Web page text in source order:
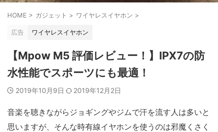
HOME > ガジェット > ワイヤレスイヤホン >
広告 ワイヤレスイヤホン
【Mpow M5 評価レビュー！】IPX7の防
水性能でスポーツにも最適！
2019年10月9日 2019年12月2日
音楽を聴きながらジョギングやジムで汗を流す人は多いと
思いますが、そんな時有線イヤホンを使うのは邪魔くさく